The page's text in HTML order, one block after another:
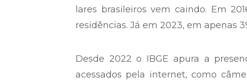
lares brasileiros vem caindo. Em
residências. Já em 2023, em apenas
Desde 2022 o IBGE apura a
acessados pela internet, como